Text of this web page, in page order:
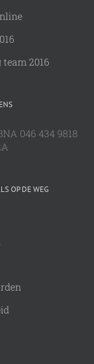
team 2016
046 434 9818
OP DE WEG